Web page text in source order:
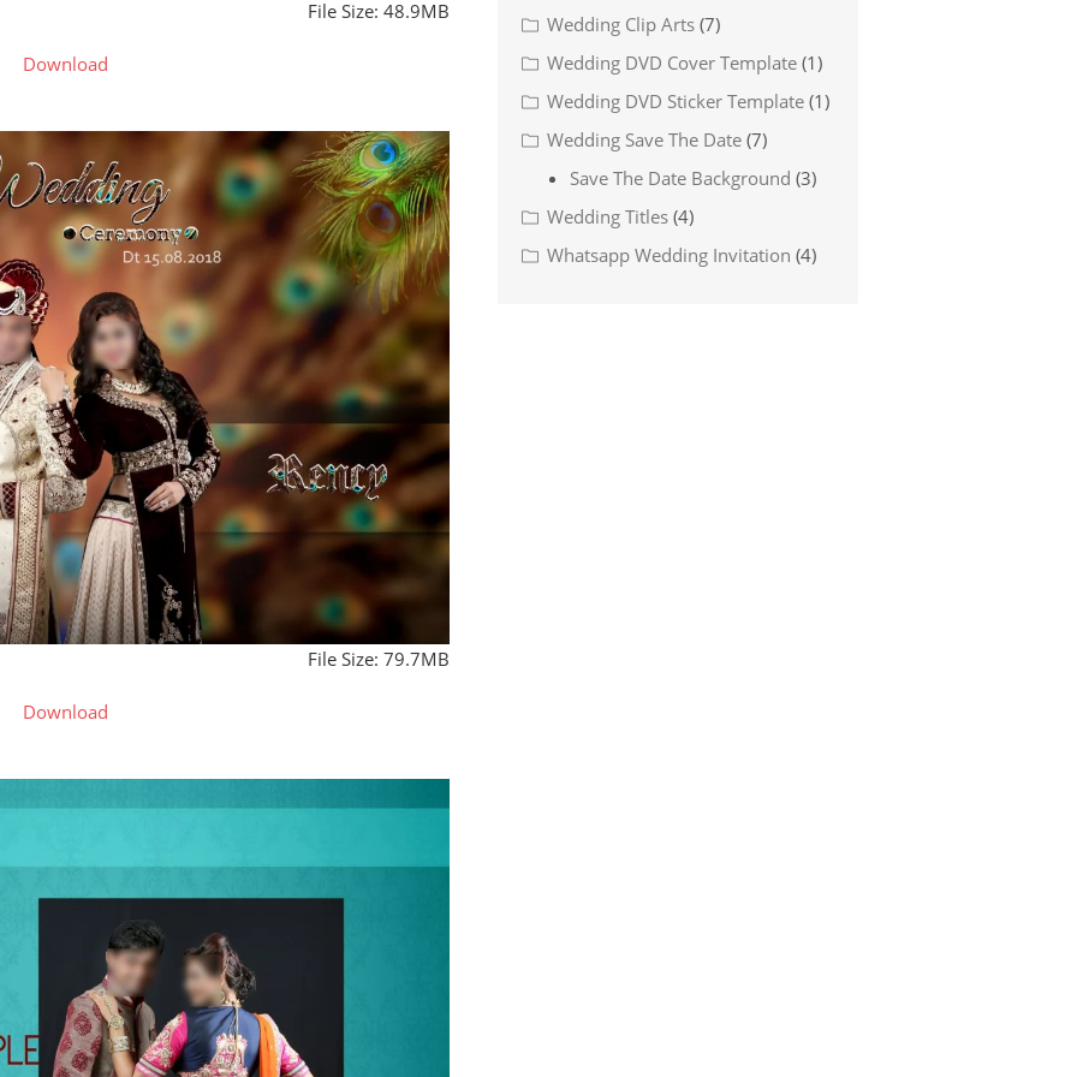
File Size: 48.9MB
Download
File Size: 79.7MB
Download
Wedding Clip Arts (7)
Wedding DVD Cover Template (1)
Wedding DVD Sticker Template (1)
Wedding Save The Date (7)
Save The Date Background (3)
Wedding Titles (4)
Whatsapp Wedding Invitation (4)